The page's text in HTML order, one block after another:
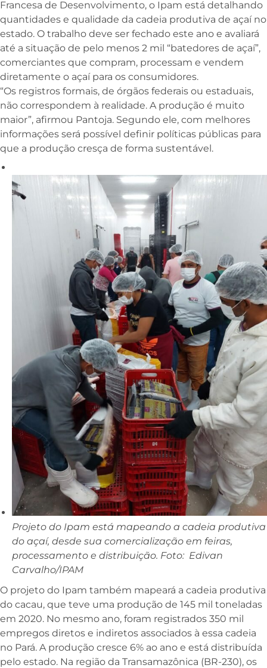
Francesa de Desenvolvimento, o Ipam está detalhando
quantidades e qualidade da cadeia produtiva de açaí no
estado. O trabalho deve ser fechado este ano e avaliará
até a situação de pelo menos 2 mil “batedores de açaí”,
comerciantes que compram, processam e vendem
diretamente o açaí para os consumidores.
“Os registros formais, de órgãos federais ou estaduais,
não correspondem à realidade. A produção é muito
maior”, afirmou Pantoja. Segundo ele, com melhores
informações será possível definir políticas públicas para
que a produção cresça de forma sustentável.
Projeto do Ipam está mapeando a cadeia produtiva
do açaí, desde sua comercialização em feiras,
processamento e distribuição. Foto: Edivan
Carvalho/IPAM
O projeto do Ipam também mapeará a cadeia produtiva
do cacau, que teve uma produção de 145 mil toneladas
em 2020. No mesmo ano, foram registrados 350 mil
empregos diretos e indiretos associados à essa cadeia
no Pará. A produção cresce 6% ao ano e está distribuída
pelo estado. Na região da Transamazônica (BR-230), os